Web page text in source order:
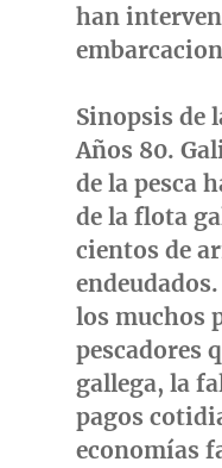
han
Sinopsis de
Años 80.
de la pesca
de la flota
cientos de
los muchos
pescadores
gallega, la
pagos
economías